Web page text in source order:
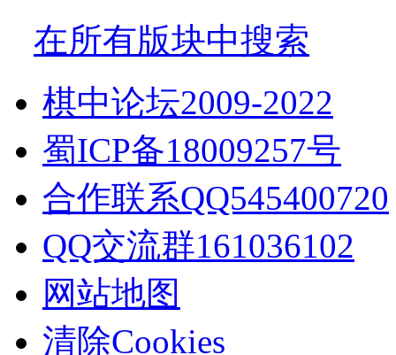
在所有版块中搜索
棋中论坛2009-2022
蜀ICP备18009257号
合作联系QQ545400720
QQ交流群161036102
网站地图
清除Cookies